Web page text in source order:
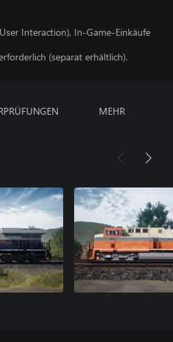
Interaction), In-Game-Einkäufe
(separat erhältlich).
MEHR